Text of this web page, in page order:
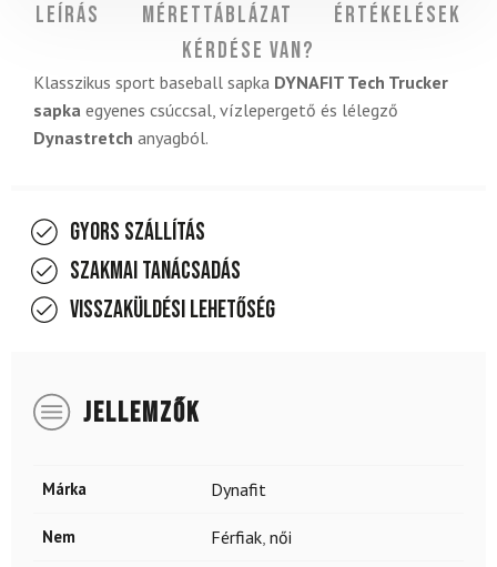
Leírás Mérettáblázat
Értékelések
Kérdése van?
Klasszikus sport baseball sapka DYNAFIT Tech Trucker
sapka egyenes csúccsal, vízlepergető és lélegző
Dynastretch anyagból.
Gyors szállítás
Szakmai tanácsadás
Visszaküldési lehetőség
JELLEMZŐK
Márka Dynafit
Nem Férfiak női